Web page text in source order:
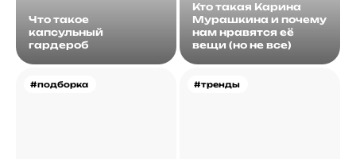
Что такое
капсульный
гардероб
Кто такая Карина
Мурашкина и почему
нам нравятся её
вещи (но не все)
#подборка #тренды